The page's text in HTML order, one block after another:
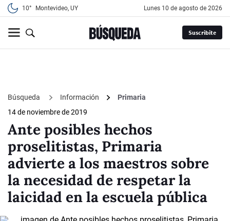
10° Montevideo, UY lunes 10 de agosto de 2026
Suscribite
Búsqueda Información
Primaria
14 de noviembre de 2019
Ante posibles hechos
proselitistas, Primaria
advierte a los maestros sobre
la necesidad de respetar la
laicidad en la escuela pública